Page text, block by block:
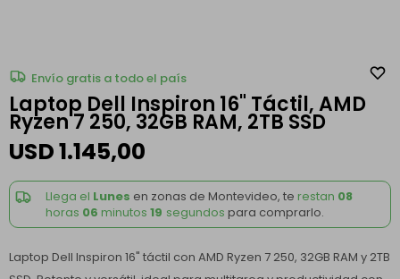
Envío gratis a todo el país
Laptop Dell Inspiron 16" Táctil, AMD
Ryzen 7 250, 32GB RAM, 2TB SSD
USD1.145,00
Llega el Lunes en zonas de Montevideo, te restan 08
horas 06 minutos 19 segundos para comprarlo.
Laptop Dell Inspiron 16" táctil con AMD Ryzen 7 250, 32GB RAM y 2TB